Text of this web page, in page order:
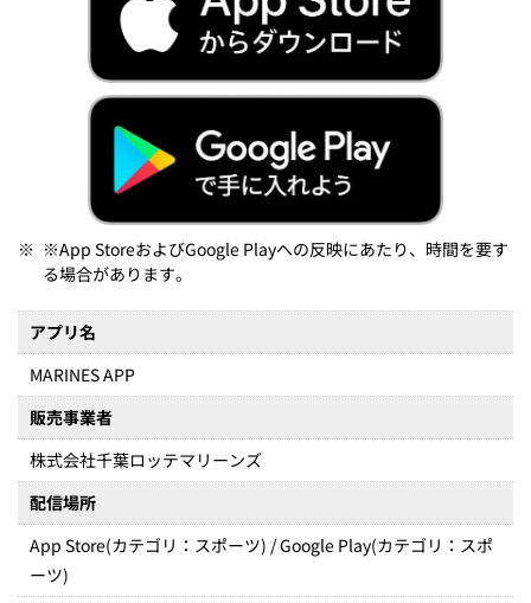
※ ※App StoreおよびGoogle Playへの反映にあたり、時間を要す
る場合があります。
アプリ名
MARINES APP
販売事業者
株式会社千葉ロッテマリーンズ
配信場所
App Store(カテゴリ：スポーツ) / Google Play(カテゴリ：スポ
ーツ)